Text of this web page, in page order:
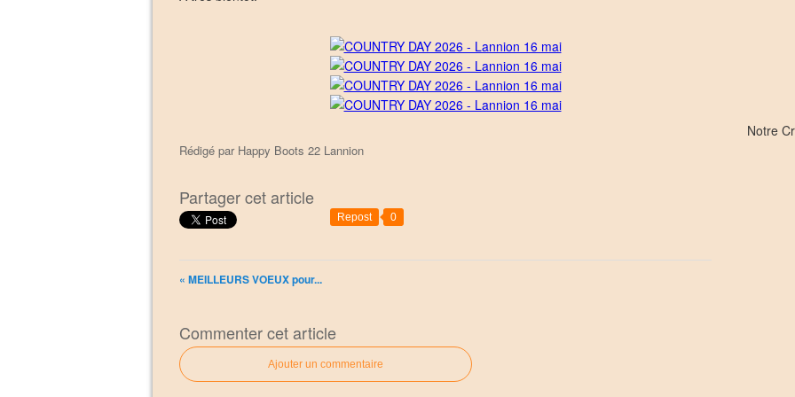
Rédigé par Happy Boots 22 Lannion
Partager cet article
Repost 0
« MEILLEURS VOEUX pour...
Commenter cet article
Ajouter un commentaire
Notre